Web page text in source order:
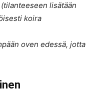
lisätään
koira
oven edessä, jotta